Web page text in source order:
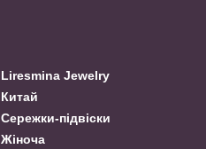
Liresmina Jewelry
Китай
Сережки-підвіски
Жіноча